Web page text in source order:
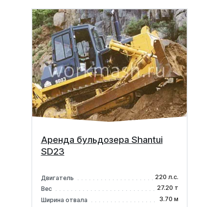
Аренда бульдозера Shantui
SD23
Двигатель
220 л.с.
Вес
27.20 т
Ширина отвала
3.70 м